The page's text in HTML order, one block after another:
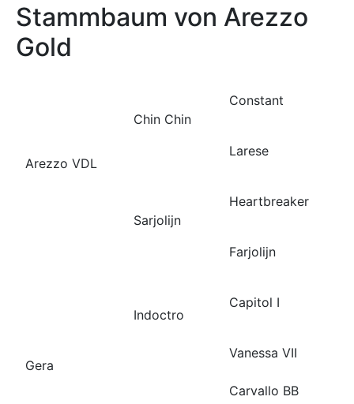
Stammbaum von Arezzo
Gold
Arezzo VDL
Chin Chin
Constant
Larese
Sarjolijn
Heartbreaker
Farjolijn
Gera
Indoctro
Capitol I
Vanessa VII
Carvallo BB